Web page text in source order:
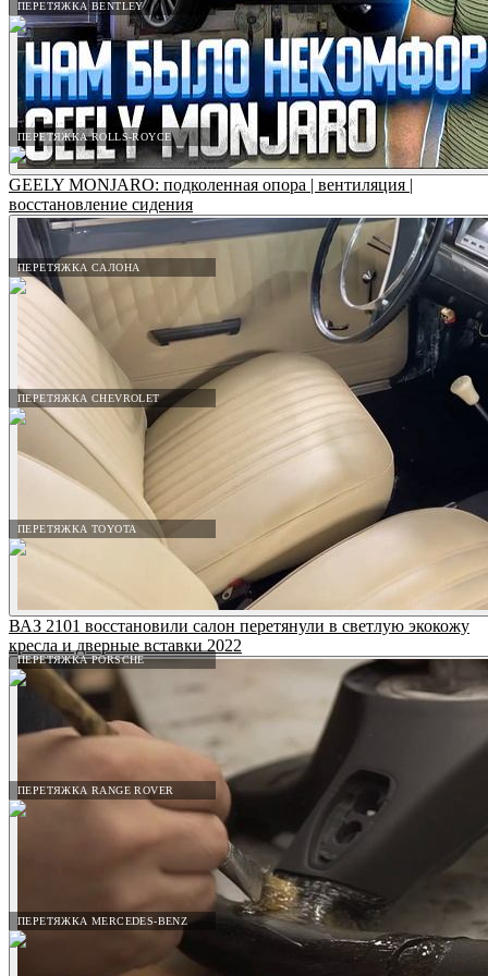
ПЕРЕТЯЖКА BENTLEY
ПЕРЕТЯЖКА ROLLS-ROYCE
ПЕРЕТЯЖКА САЛОНА
ПЕРЕТЯЖКА CHEVROLET
ПЕРЕТЯЖКА TOYOTA
ПЕРЕТЯЖКА PORSCHE
ПЕРЕТЯЖКА RANGE ROVER
ПЕРЕТЯЖКА MERCEDES-BENZ
GEELY MONJARO: подколенная опора | вентиляция |
восстановление сидения
ВАЗ 2101 восстановили салон перетянули в светлую экокожу
кресла и дверные вставки 2022